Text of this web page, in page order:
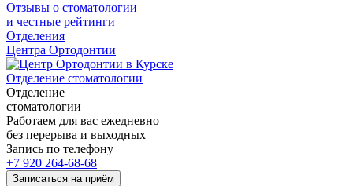
Отзывы о стоматологии
и честные рейтинги
Отделения
Центра Ортодонтии
Отделение стоматологии
Отделение
стоматологии
Работаем для вас ежедневно
без перерыва и выходных
Запись по телефону
+7 920 264-68-68
Записаться на приём